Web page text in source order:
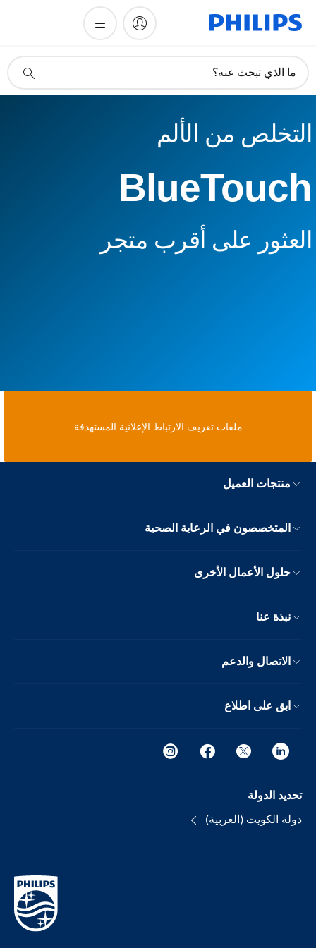
دعم
ما الذي تبحث عنه؟
التخلص من الألم
BlueTouch
العثور على أقرب متجر
ملفات تعريف الارتباط الإعلانية المستهدفة
منتجات العميل
المتخصصون في الرعاية الصحية
حلول الأعمال الأخرى
نبذة عنا
الاتصال والدعم
ابق على اطلاع
تحديد الدولة
دولة الكويت (العربية)